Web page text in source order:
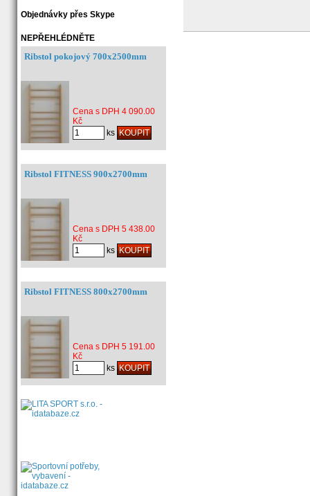
Objednávky přes Skype
NEPŘEHLÉDNĚTE
Ribstol pokojový 700x2500mm
Cena s DPH 4 090.00
Kč
ks
Ribstol FITNESS 900x2700mm
Cena s DPH 5 438.00
Kč
ks
Ribstol FITNESS 800x2700mm
Cena s DPH 5 191.00
Kč
ks